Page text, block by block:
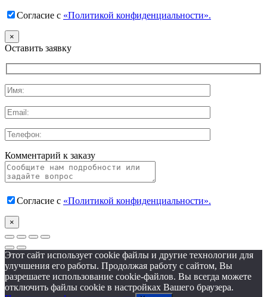
Согласие с «Политикой конфиденциальности».
×
Оставить заявку
Комментарий к заказу
Согласие с «Политикой конфиденциальности».
×
Этот сайт использует cookie файлы и другие технологии для
улучшения его работы. Продолжая работу с сайтом, Вы
разрешаете использование cookie-файлов. Вы всегда можете
отключить файлы cookie в настройках Вашего браузера.